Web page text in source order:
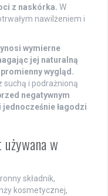
z naskórka. W
nawilżeniem i
wymierne
jej naturalną
wygląd.
suchą i podrażnioną
negatywnym
jednocześnie łagodzi
w
składnik,
kosmetycznej,